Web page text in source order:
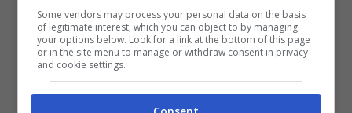
Tra le novità in casa Gucci c’èGucci Bloom
Ambrosia di Fiori,
e creato dal maître parfumeurAlberto
Some vendors may process your personal data on the basis
of legitimate interest, which you can object to by managing
your options below. Look for a link at the bottom of this page
or in the site menu to manage or withdraw consent in privacy
and cookie settings.